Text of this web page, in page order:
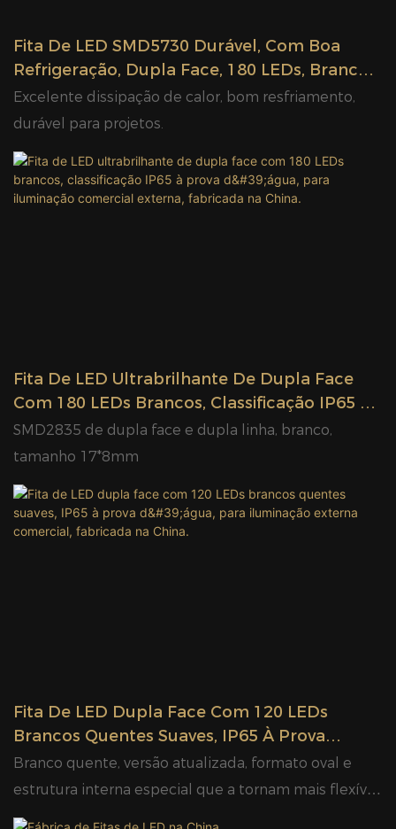
Fita De LED SMD5730 Durável, Com Boa
Refrigeração, Dupla Face, 180 LEDs, Branco
Brilhante, IP65 À Prova D'água, Para
Iluminação Comercial Externa. Fabricada Na
Excelente dissipação de calor, bom resfriamento,
durável para projetos.
Fita De LED Ultrabrilhante De Dupla Face
Com 180 LEDs Brancos, Classificação IP65 À
Prova D'água, Para Iluminação Comercial
Externa, Fabricada Na China.
SMD2835 de dupla face e dupla linha, branco,
tamanho 17*8mm
Fita De LED Dupla Face Com 120 LEDs
Brancos Quentes Suaves, IP65 À Prova
D'água, Para Iluminação Externa Comercial,
Fabricada Na China.
Branco quente, versão atualizada, formato oval e
estrutura interna especial que a tornam mais flexível
que a versão anterior.